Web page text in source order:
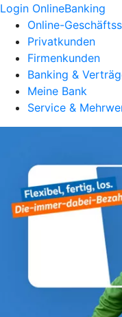
Login OnlineBanking
Online-
Privatkunden
Firmenkunden
Banking &
Meine Bank
Service &